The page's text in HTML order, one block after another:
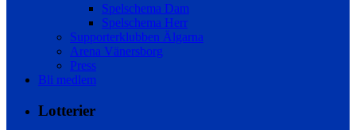
Spelschema Dam
Spelschema Herr
Supporterklubben Älgarna
Arena Vänersborg
Press
Bli medlem
Lotterier